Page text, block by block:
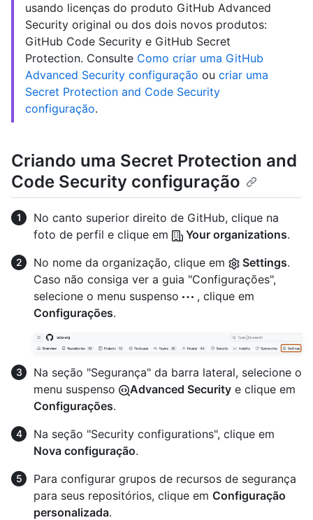
usando licenças do produto GitHub Advanced
Security original ou dos dois novos produtos:
GitHub Code Security e GitHub Secret
Protection. Consulte Como criar uma GitHub
Advanced Security configuração ou criar uma
Secret Protection and Code Security
configuração.
Criando uma Secret Protection and
Code Security configuração
No canto superior direito de GitHub, clique na
foto de perfil e clique em
Your organizations.
No nome da organização, clique em
Settings.
Caso não consiga ver a guia "Configurações",
selecione o menu suspenso
, clique em
Configurações.
Na seção "Segurança" da barra lateral, selecione o
menu suspenso
Advanced Security e clique em
Configurações.
Na seção "Security configurations", clique em
Nova configuração.
Para configurar grupos de recursos de segurança
para seus repositórios, clique em Configuração
personalizada.